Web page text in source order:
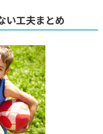
い工夫まとめ